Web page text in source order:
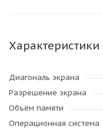
Характеристики
Диагональ экрана
Разрешение экрана
Объём памяти
Операционная система